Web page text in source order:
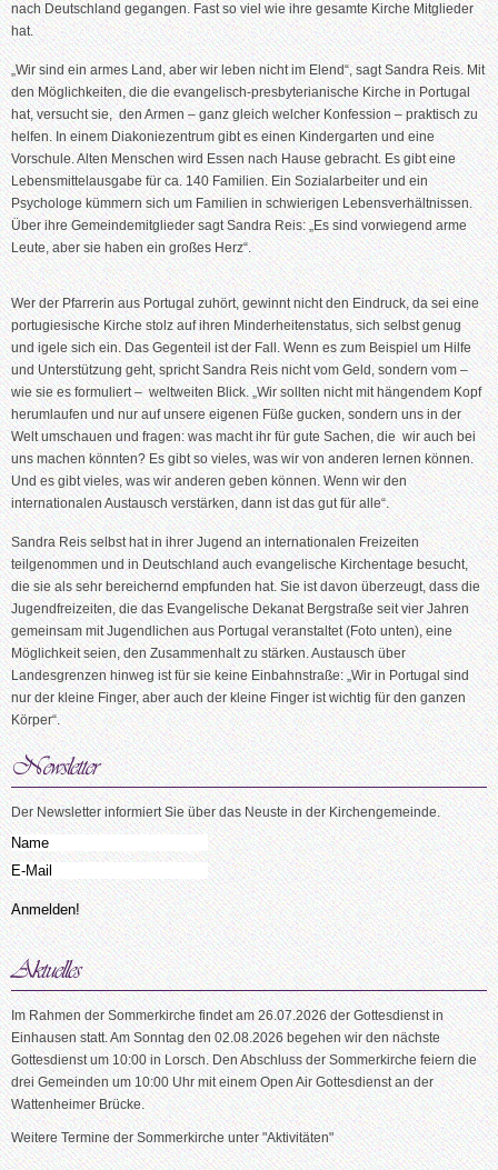
nach Deutschland gegangen. Fast so viel wie ihre gesamte Kirche Mitglieder
hat.
„Wir sind ein armes Land, aber wir leben nicht im Elend“, sagt Sandra Reis. Mit
den Möglichkeiten, die die evangelisch-presbyterianische Kirche in Portugal
hat, versucht sie, den Armen – ganz gleich welcher Konfession – praktisch zu
helfen. In einem Diakoniezentrum gibt es einen Kindergarten und eine
Vorschule. Alten Menschen wird Essen nach Hause gebracht. Es gibt eine
Lebensmittelausgabe für ca. 140 Familien. Ein Sozialarbeiter und ein
Psychologe kümmern sich um Familien in schwierigen Lebensverhältnissen.
Über ihre Gemeindemitglieder sagt Sandra Reis: „Es sind vorwiegend arme
Leute, aber sie haben ein großes Herz“.
Wer der Pfarrerin aus Portugal zuhört, gewinnt nicht den Eindruck, da sei eine
portugiesische Kirche stolz auf ihren Minderheitenstatus, sich selbst genug
und igele sich ein. Das Gegenteil ist der Fall. Wenn es zum Beispiel um Hilfe
und Unterstützung geht, spricht Sandra Reis nicht vom Geld, sondern vom –
wie sie es formuliert – weltweiten Blick. „Wir sollten nicht mit hängendem Kopf
herumlaufen und nur auf unsere eigenen Füße gucken, sondern uns in der
Welt umschauen und fragen: was macht ihr für gute Sachen, die wir auch bei
uns machen könnten? Es gibt so vieles, was wir von anderen lernen können.
Und es gibt vieles, was wir anderen geben können. Wenn wir den
internationalen Austausch verstärken, dann ist das gut für alle“.
Sandra Reis selbst hat in ihrer Jugend an internationalen Freizeiten
teilgenommen und in Deutschland auch evangelische Kirchentage besucht,
die sie als sehr bereichernd empfunden hat. Sie ist davon überzeugt, dass die
Jugendfreizeiten, die das Evangelische Dekanat Bergstraße seit vier Jahren
gemeinsam mit Jugendlichen aus Portugal veranstaltet (Foto unten), eine
Möglichkeit seien, den Zusammenhalt zu stärken. Austausch über
Landesgrenzen hinweg ist für sie keine Einbahnstraße: „Wir in Portugal sind
nur der kleine Finger, aber auch der kleine Finger ist wichtig für den ganzen
Körper“.
Der Newsletter informiert Sie über das Neuste in der Kirchengemeinde.
Im Rahmen der Sommerkirche findet am 26.07.2026 der Gottesdienst in
Einhausen statt. Am Sonntag den 02.08.2026 begehen wir den nächste
Gottesdienst um 10:00 in Lorsch. Den Abschluss der Sommerkirche feiern die
drei Gemeinden um 10:00 Uhr mit einem Open Air Gottesdienst an der
Wattenheimer Brücke.
Weitere Termine der Sommerkirche unter "Aktivitäten"